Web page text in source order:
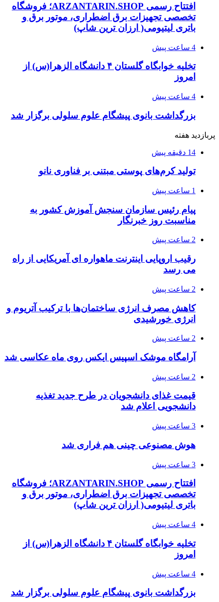
افتتاح رسمی ARZANTARIN.SHOP؛ فروشگاه
تخصصی تجهیزات برق اضطراری، موتور برق و
باتری لیتیومی( ارزان ترین شاپ)
4 ساعت پیش
تخلیه خوابگاه گلستان ۴ دانشگاه الزهرا(س) از
امروز
4 ساعت پیش
بزرگداشت بانوی پیشگام علوم سلولی برگزار شد
پربازدید هفته
14 دقیقه پیش
تولید کرم‌های پوستی مبتنی بر فناوری نانو
1 ساعت پیش
پیام رئیس سازمان سنجش آموزش کشور به
مناسبت روز خبرنگار
2 ساعت پیش
رقیب اروپایی اینترنت ماهواره ای آمریکایی از راه
می رسد
2 ساعت پیش
کاهش مصرف انرژی ساختمان‌ها با ترکیب آتریوم و
انرژی خورشیدی
2 ساعت پیش
آرامگاه موشک اسپیس ایکس روی ماه عکاسی شد
2 ساعت پیش
قیمت غذای دانشجویان در طرح جدید تغذیه
دانشجویی اعلام شد
3 ساعت پیش
هوش مصنوعی چینی هم فراری شد
3 ساعت پیش
افتتاح رسمی ARZANTARIN.SHOP؛ فروشگاه
تخصصی تجهیزات برق اضطراری، موتور برق و
باتری لیتیومی( ارزان ترین شاپ)
4 ساعت پیش
تخلیه خوابگاه گلستان ۴ دانشگاه الزهرا(س) از
امروز
4 ساعت پیش
بزرگداشت بانوی پیشگام علوم سلولی برگزار شد